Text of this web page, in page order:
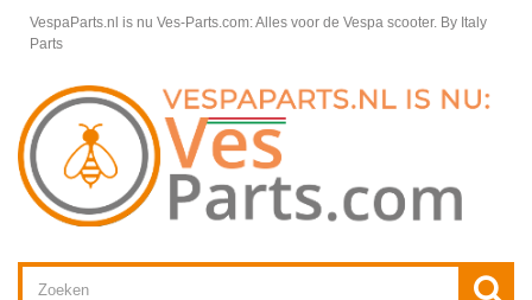
VespaParts.nl is nu Ves-Parts.com: Alles voor de Vespa scooter. By Italy
Parts